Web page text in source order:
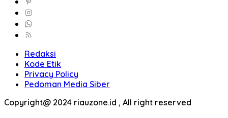
Redaksi
Kode Etik
Privacy Policy
Pedoman Media Siber
Copyright@ 2024 riauzone.id , All right reserved